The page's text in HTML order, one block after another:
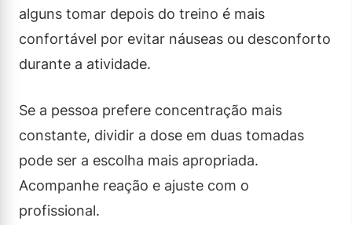
alguns tomar depois do treino é mais
confortável por evitar náuseas ou desconforto
durante a atividade.
Se a pessoa prefere concentração mais
constante, dividir a dose em duas tomadas
pode ser a escolha mais apropriada.
Acompanhe reação e ajuste com o
profissional.